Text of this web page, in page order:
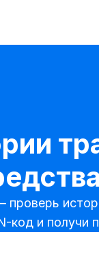
проверь
код и получи